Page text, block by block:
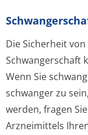
Die Sicherheit
Schwangerschaft
Wenn Sie
schwanger zu
werden, fragen
Arzneimittels